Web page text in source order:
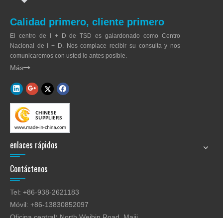
Calidad primero, cliente primero
El centro de I + D de TSD es galardonado como Centro
Nacional de I + D. Nos complace recibir su consulta y nos
comunicaremos con usted lo antes posible.
Más
enlaces rápidos
Contáctenos
Tel: +86-938-2621183
Móvil: +86-13830852097